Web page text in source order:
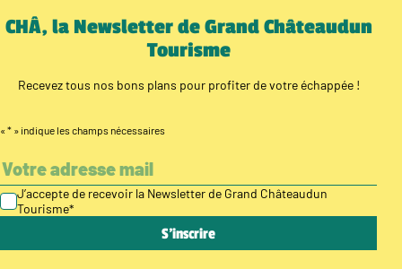
CHÂ, la Newsletter de Grand Châteaudun
Tourisme
Recevez tous nos bons plans pour profiter de votre échappée !
« * » indique les champs nécessaires
J’accepte de recevoir la Newsletter de Grand Châteaudun
Tourisme*